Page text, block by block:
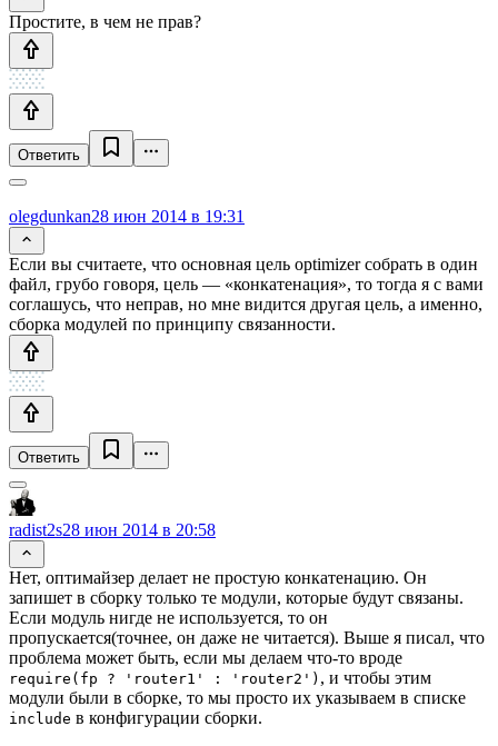
Простите, в чем не прав?
Ответить
olegdunkan28 июн 2014 в 19:31
Если вы считаете, что основная цель optimizer собрать в один
файл, грубо говоря, цель — «конкатенация», то тогда я с вами
соглашусь, что неправ, но мне видится другая цель, а именно,
сборка модулей по принципу связанности.
Ответить
radist2s28 июн 2014 в 20:58
Нет, оптимайзер делает не простую конкатенацию. Он
запишет в сборку только те модули, которые будут связаны.
Если модуль нигде не используется, то он
пропускается(точнее, он даже не читается). Выше я писал, что
проблема может быть, если мы делаем что-то вроде
require(fp ? 'router1' : 'router2') , и чтобы этим
модули были в сборке, то мы просто их указываем в списке
include в конфигурации сборки.